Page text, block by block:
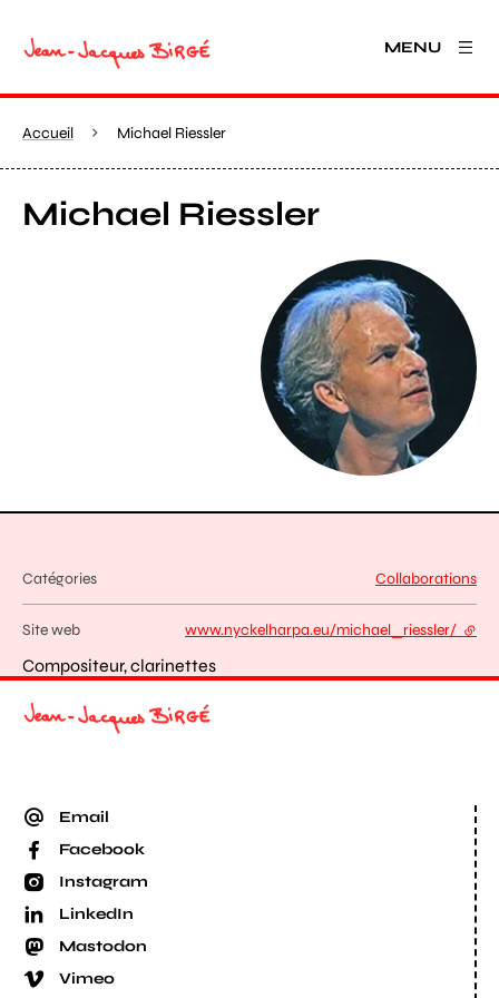
MENU
Accueil Michael Riessler
Michael Riessler
Agrandir
Catégories Collaborations
Site web www.nyckelharpa.eu/michael_riessler/ -
Compositeur, clarinettes
Email
Facebook
Instagram
LinkedIn
Mastodon
Vimeo